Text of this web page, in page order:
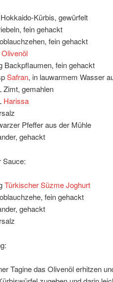
Kürbis, gewürfelt
fein gehackt
fein gehackt
Olivenöl
Backpflaumen, fein gehackt
Safran, in lauwarmem Wasser
Zimt, gemahlen
Harissa
Pfeffer aus der Mühle
gehackt
Sauce:
Türkischer Süzme Joghurt
fein gehackt
gehackt
Tagine das Olivenöl erhitzen